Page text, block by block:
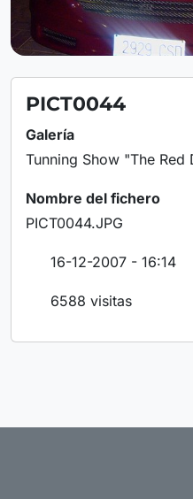
PICT0044
Galería
Tunning Show "The
Nombre del fichero
PICT0044.JPG
16-12-2007 - 16:14
6588 visitas